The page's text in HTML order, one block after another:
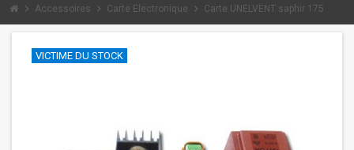
chevron_right Accessoires chevron_right Carte Electronique chevron_right Carte UNELVENT saphir 175
VICTIME DU STOCK